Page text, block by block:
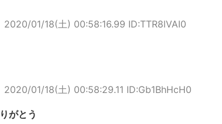
2020/01/18(土) 00:58:16.99 ID:TTR8lVAI0
2020/01/18(土) 00:58:29.11 ID:Gb1BhHcH0
がとう